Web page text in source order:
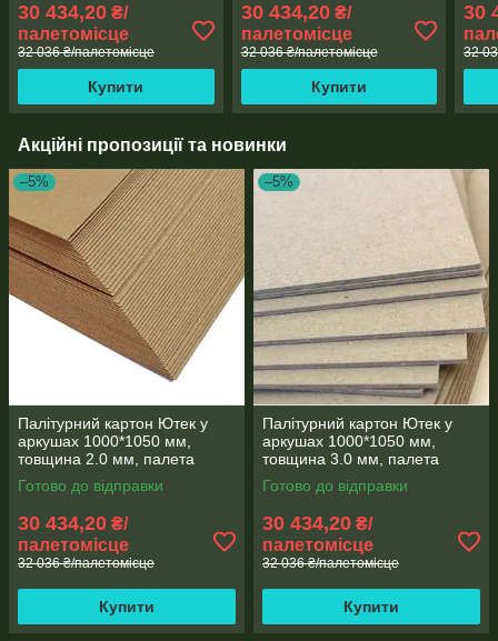
2.0/500-1)
30 434,20 ₴/
палетомісце
32 036 ₴/палетомісце
Купити
3.0/500-1)
30 434,20₴/
палетомісце
32 036 ₴/палетомісце
Купити
30
32
Акційні пропозиції та новинки
–5%
Палітурний картон Ютек у
аркушах 1000*1050 мм,
товщина 2.0 мм, палета
500кг (КПЛ-1000*1050-
2.0/500-1)
Готово до відправки
30 434,20 ₴/
палетомісце
32 036 ₴/палетомісце
Купити
–5%
Палітурний картон Ютек у
аркушах 1000*1050 мм,
товщина 3.0 мм, палета
500кг (КПЛ-1000*1050-
3.0/500-1)
Готово до відправки
30 434,20 ₴/
палетомісце
32 036 ₴/палетомісце
Купити